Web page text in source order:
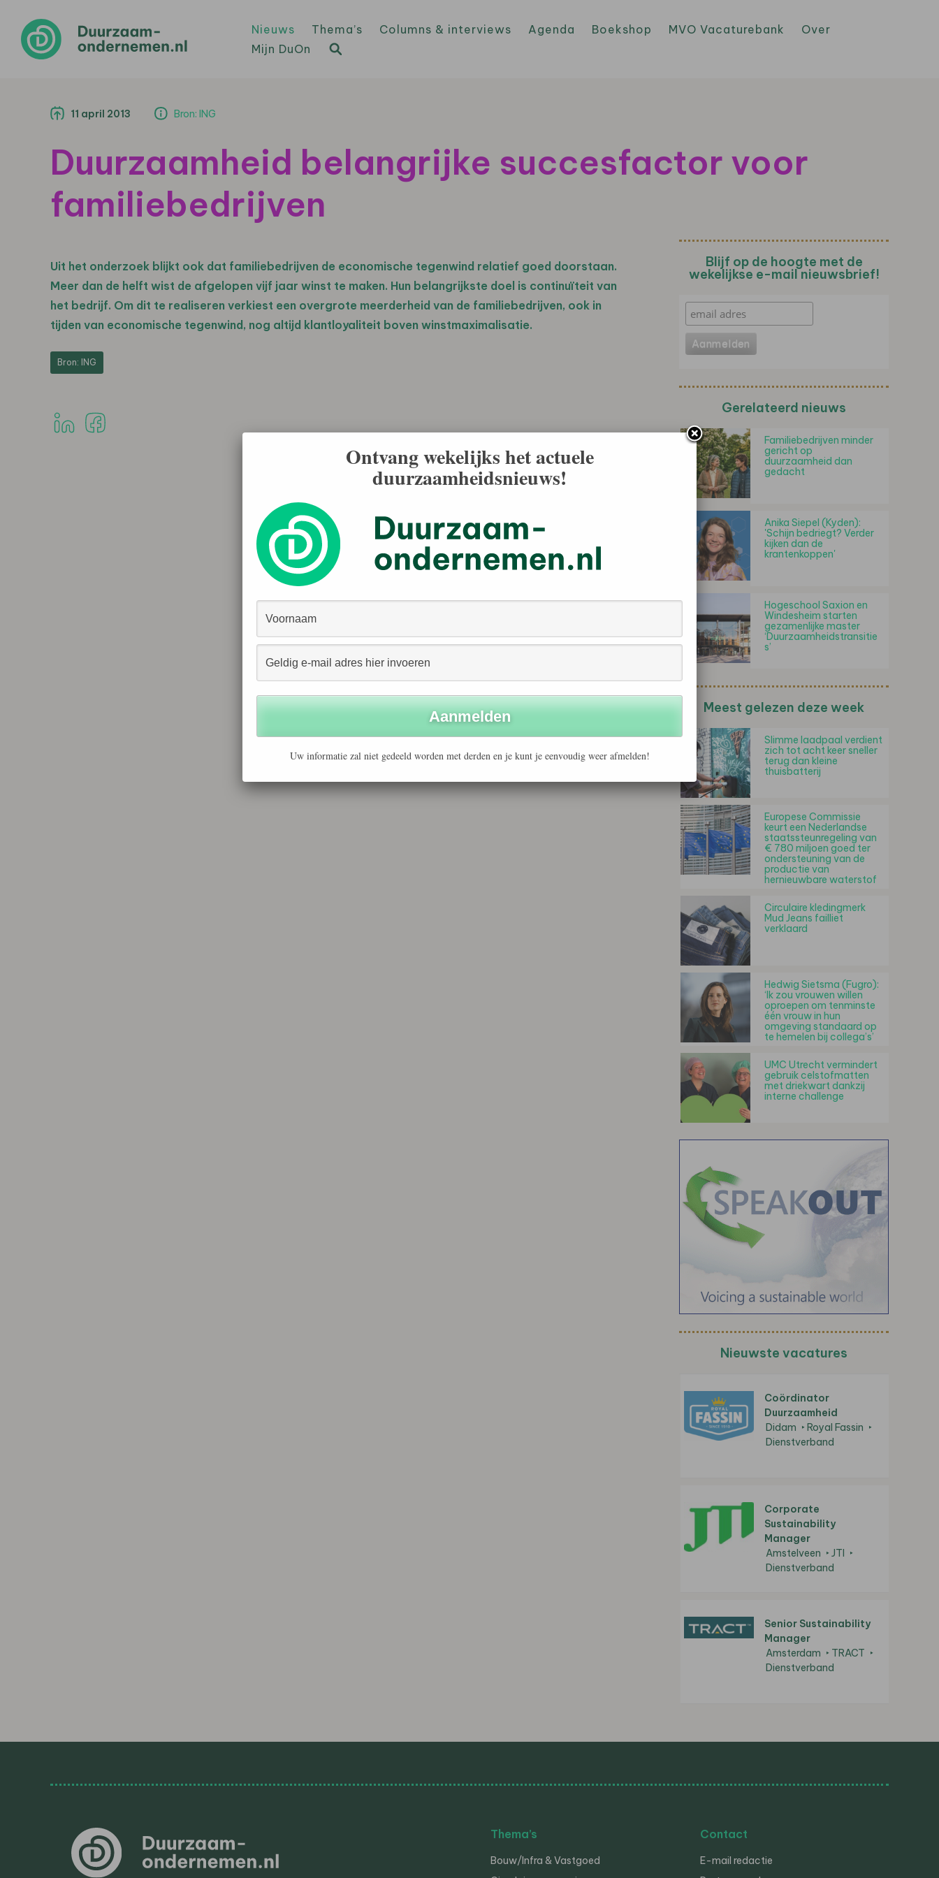
Nieuws Thema’s Columns & interviews Agenda Boekshop MVO Vacaturebank
Over
Mijn DuOn
11 april 2013 Bron: ING
Duurzaamheid belangrijke succesfactor voor
familiebedrijven
Uit het onderzoek blijkt ook dat familiebedrijven de economische tegenwind relatief goed doorstaan.
Meer dan de helft wist de afgelopen vijf jaar winst te maken. Hun belangrijkste doel is continuïteit van
het bedrijf. Om dit te realiseren verkiest een overgrote meerderheid van de familiebedrijven, ook in
tijden van economische tegenwind, nog altijd klantloyaliteit boven winstmaximalisatie.
Bron: ING
Blijf op de hoogte met de
wekelijkse e-mail nieuwsbrief!
Gerelateerd nieuws
Familiebedrijven minder
gericht op
duurzaamheid dan
gedacht
Anika Siepel (Kyden):
'Schijn bedriegt? Verder
kijken dan de
krantenkoppen'
Hogeschool Saxion en
Windesheim starten
gezamenlijke master
‘Duurzaamheidstransitie
s’
Meest gelezen deze week
Slimme laadpaal verdient
zich tot acht keer sneller
terug dan kleine
thuisbatterij
Europese Commissie
keurt een Nederlandse
staatssteunregeling van
€ 780 miljoen goed ter
ondersteuning van de
productie van
hernieuwbare waterstof
Circulaire kledingmerk
Mud Jeans failliet
verklaard
Hedwig Sietsma (Fugro):
‘Ik zou vrouwen willen
oproepen om tenminste
één vrouw in hun
omgeving standaard op
te hemelen bij collega’s’
UMC Utrecht vermindert
gebruik celstofmatten
met driekwart dankzij
interne challenge
Nieuwste vacatures
Coördinator
Duurzaamheid
Didam
Royal Fassin
Dienstverband
Corporate
Sustainability
Manager
Amstelveen
JTI
Dienstverband
Senior Sustainability
Manager
Amsterdam
TRACT
Dienstverband
Thema’s
Bouw/Infra & Vastgoed
Contact
E-mail redactie
Ontvang wekelijks het actuele
duurzaamheidsnieuws!
Uw informatie zal niet gedeeld worden met derden en je kunt je eenvoudig weer afmelden!